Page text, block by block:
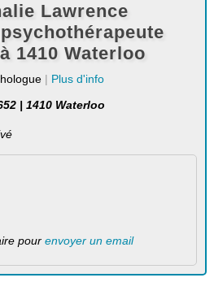
Lawrence
1410 Waterloo
| Plus d'info
| 1410 Waterloo
pour envoyer un email